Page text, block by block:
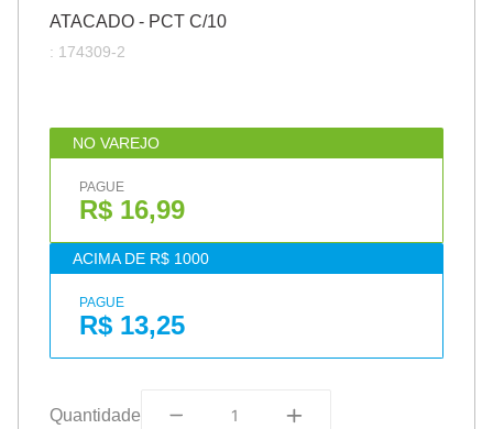
ATACADO - PCT C/10
: 174309-2
NO VAREJO
PAGUE
R$ 16,99
ACIMA DE R$ 1000
PAGUE
R$ 13,25
Quantidade
barbante
º fita